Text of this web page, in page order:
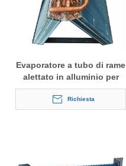
Evaporatore a tubo di rame
alettato in alluminio per
cella frigorifera
Richiesta